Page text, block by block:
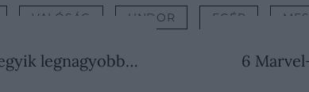
VALÓSÁG UNDOR EGÉR
legnagyobb…
6